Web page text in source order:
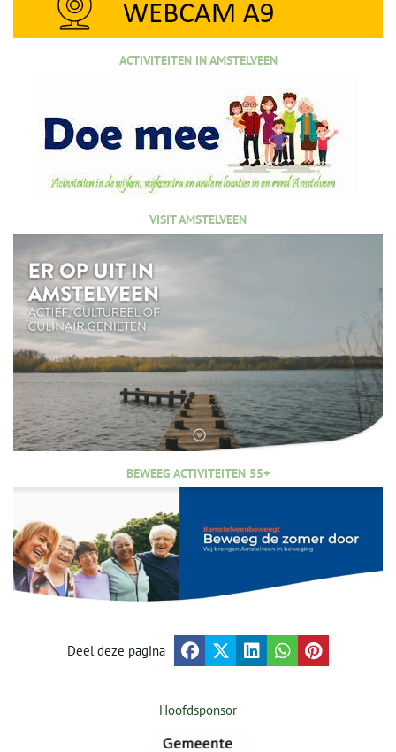
ACTIVITEITEN IN AMSTELVEEN
VISIT AMSTELVEEN
BEWEEG ACTIVITEITEN 55+
Deel deze pagina
Hoofdsponsor